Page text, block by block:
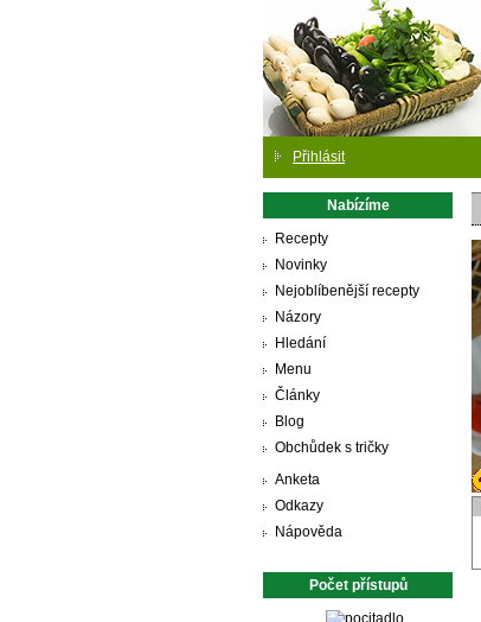
Přihlásit
Nabízíme
Recepty
Novinky
Nejoblíbenější recepty
Názory
Hledání
Menu
Články
Blog
Obchůdek s tričky
Anketa
Odkazy
Nápověda
Počet přístupů